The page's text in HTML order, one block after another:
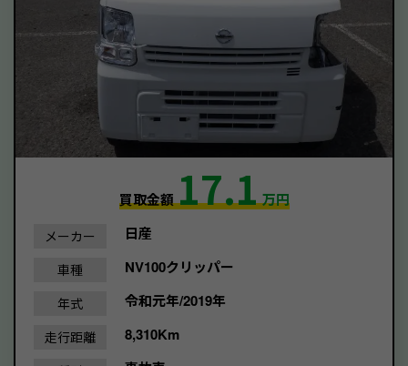
買取金額17.1万円
メーカー 日産
車種 NV100クリッパー
年式 令和元年/2019年
走行距離 8,310Km